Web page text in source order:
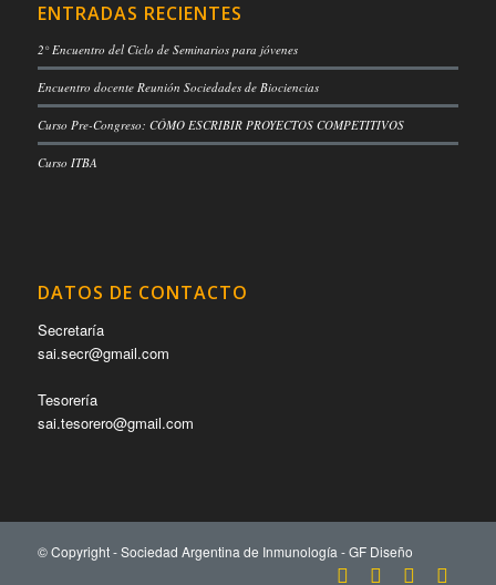
ENTRADAS RECIENTES
2° Encuentro del Ciclo de Seminarios para jóvenes
Encuentro docente Reunión Sociedades de Biociencias
Curso Pre-Congreso: CÓMO ESCRIBIR PROYECTOS COMPETITIVOS
Curso ITBA
DATOS DE CONTACTO
Secretaría
sai.secr@gmail.com
Tesorería
sai.tesorero@gmail.com
© Copyright - Sociedad Argentina de Inmunología -GF Diseño